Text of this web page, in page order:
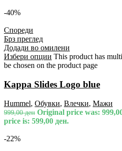
-40%
Спореди
Брз преглед
Додади во омилени
Избери опции This product has
be chosen on the product page
Kappa Slides Logo blue
Hummel, Обувки, Влечки, Мажи
999,00ден Original price was:
price is: 599,00 ден.
-22%